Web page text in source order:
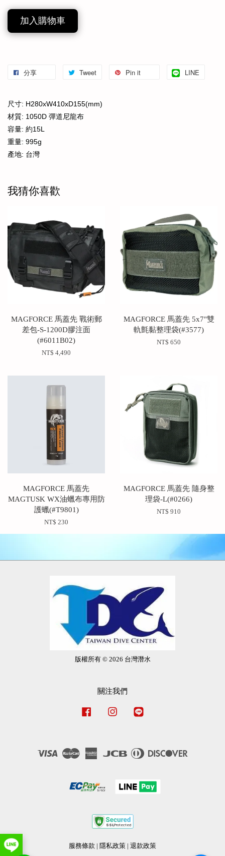
加入購物車
分享 Tweet Pin it LINE
尺寸: H280xW410xD155(mm)
材質: 1050D 彈道尼龍布
容量: 約15L
重量: 995g
產地: 台灣
我猜你喜歡
MAGFORCE 馬蓋先 戰術郵
差包-S-1200D膠注面
(#6011B02)
NT$ 4,490
MAGFORCE 馬蓋先 5x7"雙
軌氈黏整理袋(#3577)
NT$ 650
MAGFORCE 馬蓋先
MAGTUSK WX油蠟布專用防
護蠟(#T9801)
NT$ 230
MAGFORCE 馬蓋先 隨身整
理袋-L(#0266)
NT$ 910
版權所有 © 2026 台灣潛水
關注我們
Facebook Instagram
Visa Master
American
JCB
Diners
服務條款 隱私政策 退款政策